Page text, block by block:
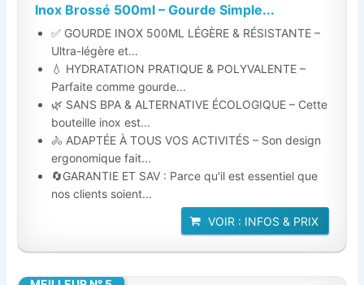
Inox Brossé 500ml – Gourde Simple...
✅ GOURDE INOX 500ML LÉGÈRE & RÉSISTANTE –
Ultra-légère et...
💧 HYDRATATION PRATIQUE & POLYVALENTE –
Parfaite comme gourde...
🌿 SANS BPA & ALTERNATIVE ÉCOLOGIQUE – Cette
bouteille inox est...
🚴 ADAPTÉE À TOUS VOS ACTIVITÉS – Son design
ergonomique fait...
🔄GARANTIE ET SAV : Parce qu'il est essentiel que
nos clients soient...
VOIR : INFOS & PRIX